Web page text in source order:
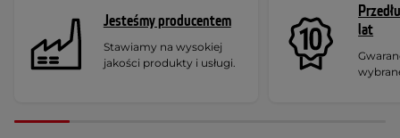
Jesteśmy producentem
Stawiamy na wysokiej
jakości produkty i usługi.
lat